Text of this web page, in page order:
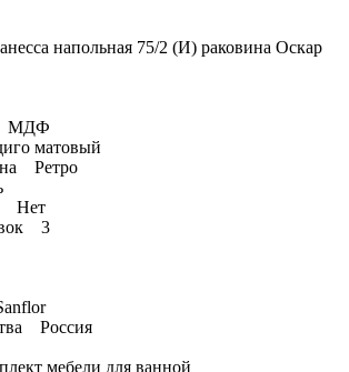
напольная 75/2 (И) раковина Оскар
МДФ
матовый
Ретро
Нет
3
Россия
мебели для ванной